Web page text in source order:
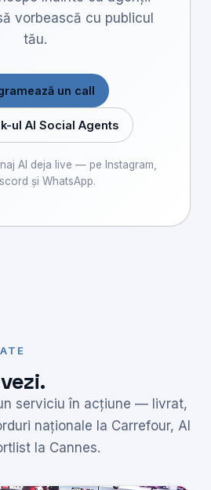
vorbească cu publicul
tău.
un call
ul AI Social Agents
AI deja live — pe Instagram,
și WhatsApp.
serviciu în acțiune — livrat,
naționale la Carrefour, AI
la Cannes.